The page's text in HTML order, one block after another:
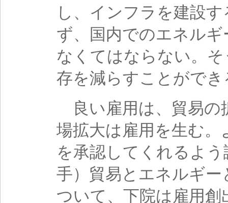
し、インフラを建設
ず、国内でのエネル
なくてはならない。
存を減らすことができ
良い雇用は、貿易の
場拡大は雇用を生む
を承認してくれるよ
手）貿易とエネルギ
ついて、下院は雇用